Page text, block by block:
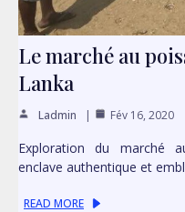
Le marché au
Lanka
Ladmin Fév 16, 2020
Exploration du marché
enclave authentique et
READ MORE